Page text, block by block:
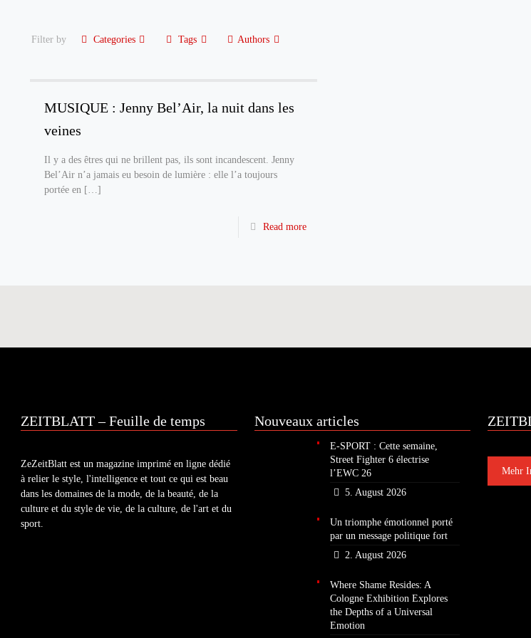
Filter by Categories Tags Authors
MUSIQUE : Jenny Bel’Air, la nuit dans les
veines
Il y a des êtres qui ne brillent pas, ils sont incandescent. Jenny
Bel’Air n’a jamais eu besoin de lumière : elle l’a toujours
portée en[…]
Read more
ZEITBLATT – Feuille de temps
ZeZeitBlatt est un magazine imprimé en ligne dédié
à relier le style, l'intelligence et tout ce qui est beau
dans les domaines de la mode, de la beauté, de la
culture et du style de vie, de la culture, de l'art et du
sport.
Nouveaux articles
E-SPORT : Cette semaine,
Street Fighter 6 électrise
l’EWC 26
5. August 2026
Un triomphe émotionnel porté
par un message politique fort
2. August 2026
Where Shame Resides: A
Cologne Exhibition Explores
the Depths of a Universal
Emotion
Mehr